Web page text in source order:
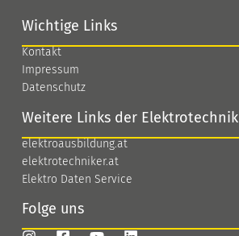
Wichtige Links
Kontakt
Impressum
Datenschutz
Weitere Links der Elektrotechnik
elektroausbildung.at
elektrotechniker.at
Elektro Daten Service
Folge uns